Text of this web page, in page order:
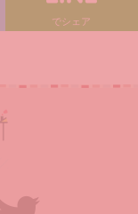
でシェア